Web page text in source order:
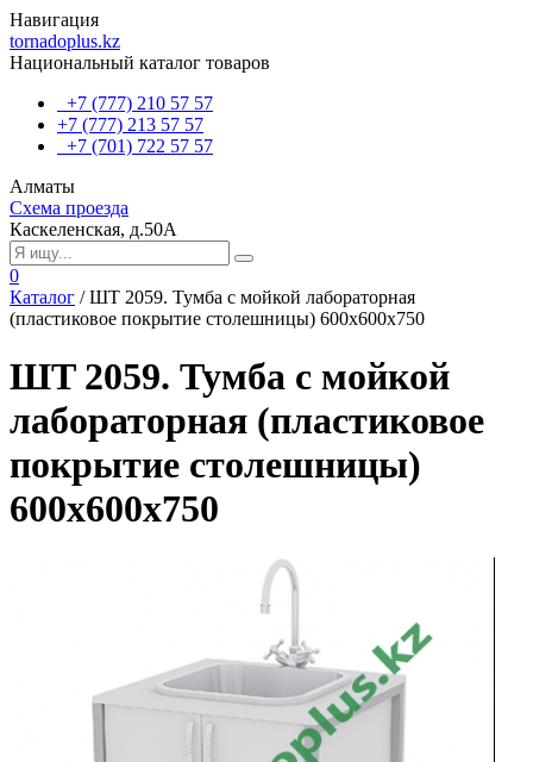
Навигация
tornadoplus.kz
Национальный каталог товаров
+7 (777) 210 57 57
+7 (777) 213 57 57
+7 (701) 722 57 57
Алматы
Схема проезда
Каскеленская, д.50А
0
Каталог /ШT 2059. Тумба с мойкой лабораторная
(пластиковое покрытие столешницы) 600х600х750
ШT 2059. Тумба с мойкой
лабораторная (пластиковое
покрытие столешницы)
600х600х750